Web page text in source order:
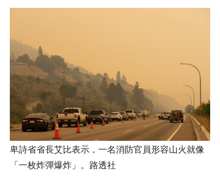
卑詩省省長艾比表示，一名消防官員形容山火就像
「一枚炸彈爆炸」。路透社